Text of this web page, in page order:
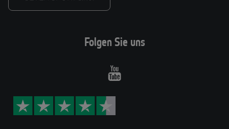
Folgen Sie uns
Youtube